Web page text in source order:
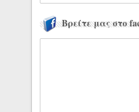
Βρείτε μας στο